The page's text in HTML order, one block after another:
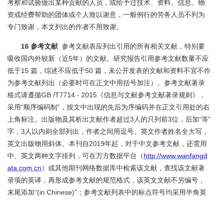
考察和试验做出某种贡献的人员，或给予过技术、资料、信息、物
资或经费帮助的团体或个人致以谢意，一般例行的劳务人员不列为
专门致谢，本文列出的作者不用致谢。
16 参考文献 参考文献表应列出引用的所有相关文献，特别要
吸收国内外较新（近5年）的文献。研究报告引用参考文献数量不应
低于15 篇，综述不应低于50 篇，未公开发表的文献和资料不宜不作
为参考文献列出（必要时可在正文中用括号加注）。参考文献著录
格式请遵循GB /T7714 - 2015《信息与文献参考文献著录规则》，
采用“顺序编码制”，按文中出现的先后为序编码并在正文引用处的右
上角标注。出版物及其析出文献作者超过3人的只列前3位，后加“等”
字，3人以内则全部列出，作者之间用逗号。英文作者姓名全大写，
英文出版物用斜体。本刊自2019年起，对于中文参考文献，还需用
中、英文两种文字排列，可在万方数据平台（http://www.wanfangd
ata.com.cn）或其他期刊网络数据库中检索该文献，查找该文献著
录项的英译，再形成参考文献的规范格式，该英文文献不另编号，
末尾添加“(in Chinese)”；参考文献列表中的标点符号均采用半角英